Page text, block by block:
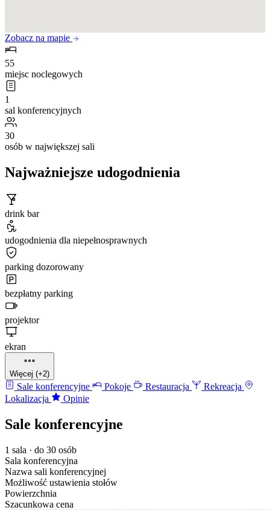
Zobacz na mapie
55
miejsc noclegowych
1
sal konferencyjnych
30
osób w największej sali
Najważniejsze udogodnienia
drink bar
udogodnienia dla niepełnosprawnych
parking dozorowany
bezpłatny parking
projektor
ekran
Więcej (+2)
Sale konferencyjne Pokoje Restauracja
Rekreacja
Lokalizacja
Opinie
Sale konferencyjne
1 sala · do 30 osób
Sala konferencyjna
Nazwa sali konferencyjnej
Możliwość ustawienia stołów
Powierzchnia
Szacunkowa cena